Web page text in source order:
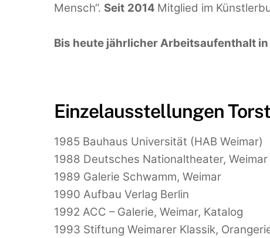
Mensch“. Seit 2014 Mitglied im
Bis heute jährlicher Arbeitsaufenthalt
Einzelausstellungen
1985 Bauhaus Universität (HAB Weimar)
1988 Deutsches Nationaltheater, Weimar
1989 Galerie Schwamm, Weimar
1990 Aufbau Verlag Berlin
1992 ACC – Galerie, Weimar, Katalog
1993 Stiftung Weimarer Klassik,